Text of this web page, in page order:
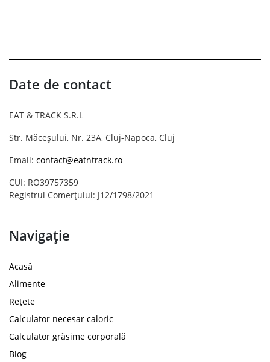
Date de contact
EAT & TRACK S.R.L
Str. Măceșului, Nr. 23A, Cluj-Napoca, Cluj
Email: contact@eatntrack.ro
CUI: RO39757359
Registrul Comerțului: J12/1798/2021
Navigație
Acasă
Alimente
Rețete
Calculator necesar caloric
Calculator grăsime corporală
Blog